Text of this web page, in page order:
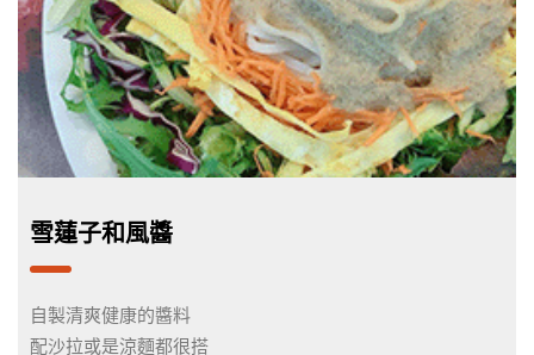
雪蓮子和風醬
自製清爽健康的醬料
配沙拉或是涼麵都很搭